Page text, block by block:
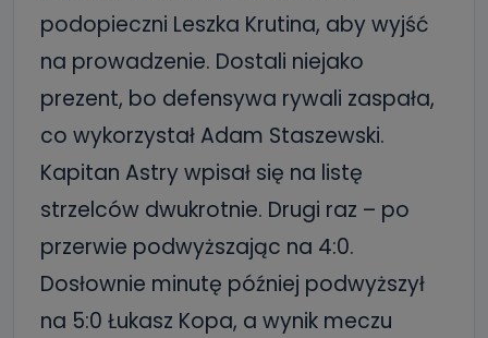
podopieczni Leszka Krutina, aby wyjść
na prowadzenie. Dostali niejako
prezent, bo defensywa rywali zaspała,
co wykorzystał Adam Staszewski.
Kapitan Astry wpisał się na listę
strzelców dwukrotnie. Drugi raz – po
przerwie podwyższając na 4:0.
Dosłownie minutę później podwyższył
na 5:0 Łukasz Kopa, a wynik meczu